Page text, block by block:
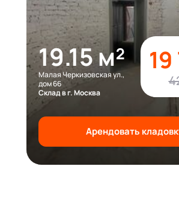
19.15 м²
Малая Черкизовская ул.,
дом 66
Склад в г. Москва
Арендовать